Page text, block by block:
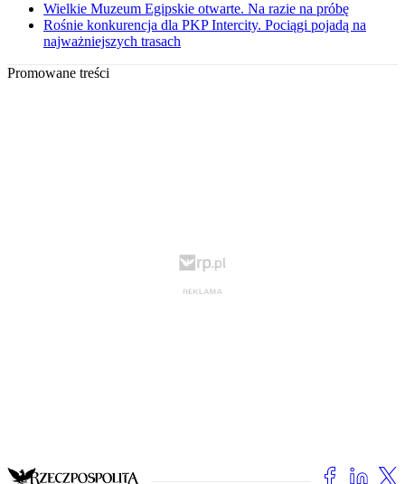
Wielkie Muzeum Egipskie otwarte. Na razie na próbę
Rośnie konkurencja dla PKP Intercity. Pociągi pojadą na
najważniejszych trasach
Promowane treści